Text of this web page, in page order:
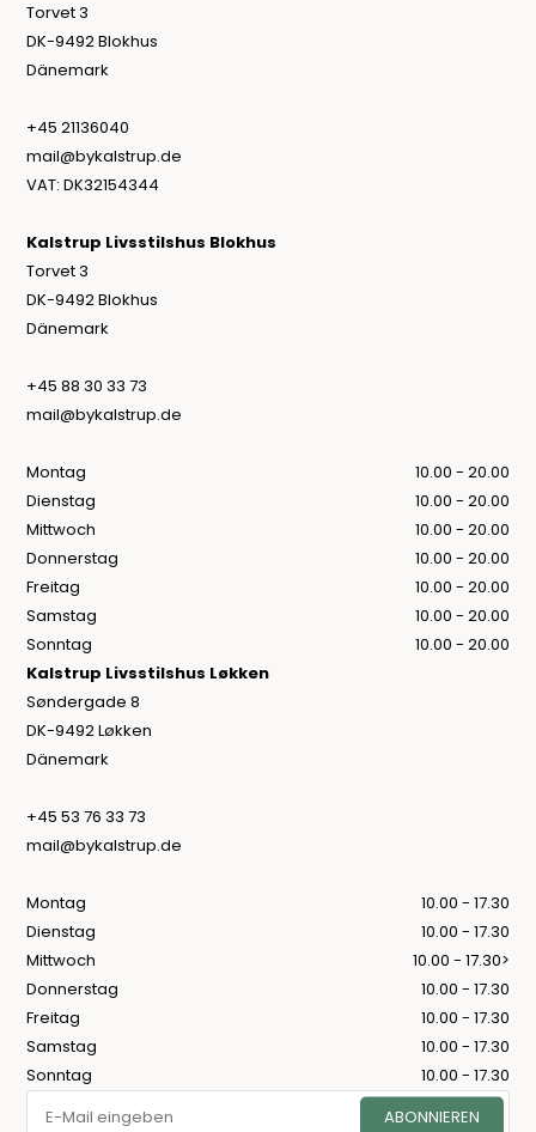
Torvet 3
DK-9492 Blokhus
Dänemark
+45 21136040
mail@bykalstrup.de
VAT: DK32154344
Kalstrup Livsstilshus Blokhus
Torvet 3
DK-9492 Blokhus
Dänemark
+45 88 30 33 73
mail@bykalstrup.de
Montag
10.00 - 20.00
Dienstag
10.00 - 20.00
Mittwoch
10.00 - 20.00
Donnerstag
10.00 - 20.00
Freitag
10.00 - 20.00
Samstag
10.00 - 20.00
Sonntag
10.00 - 20.00
Kalstrup Livsstilshus Løkken
Søndergade 8
DK-9492 Løkken
Dänemark
+45 53 76 33 73
mail@bykalstrup.de
Montag
10.00 - 17.30
Dienstag
10.00 - 17.30
Mittwoch
10.00 - 17.30>
Donnerstag
10.00 - 17.30
Freitag
10.00 - 17.30
Samstag
10.00 - 17.30
Sonntag
10.00 - 17.30